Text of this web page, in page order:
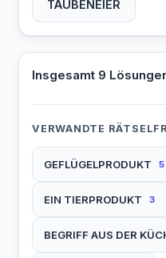
TAUBENEIER
Insgesamt 9
VERWANDTE
GEFLÜGELPRODUKT 5
EIN TIERPRODUKT 3
BEGRIFF AUS DER